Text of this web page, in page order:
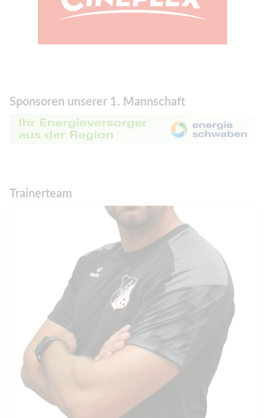
Sponsoren unserer 1. Mannschaft
Trainerteam